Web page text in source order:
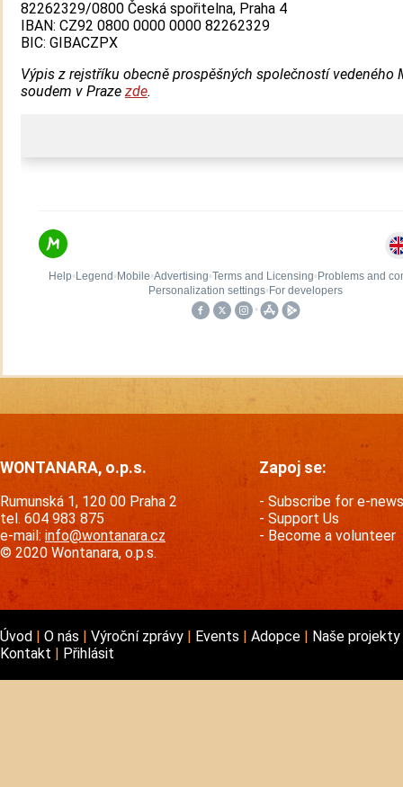
82262329/0800 Česká spořitelna, Praha 4
IBAN: CZ92 0800 0000 0000 82262329
BIC: GIBACZPX
Výpis z rejstříku obecně prospěšných společností vedeného
soudem v Praze zde.
WONTANARA, o.p.s.
Rumunská 1, 120 00 Praha 2
tel. 604 983 875
e-mail: info@wontanara.cz
© 2020 Wontanara, o.p.s.
Zapoj se:
Subscribe for e-news
Support Us
Become a volunteer
Úvod O nás Výroční zprávy Events Adopce
Naše projekty
Kontakt
Přihlásit